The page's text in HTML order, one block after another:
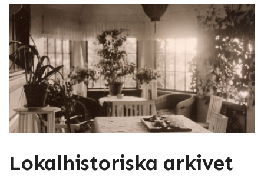
Lokalhistoriska arkivet